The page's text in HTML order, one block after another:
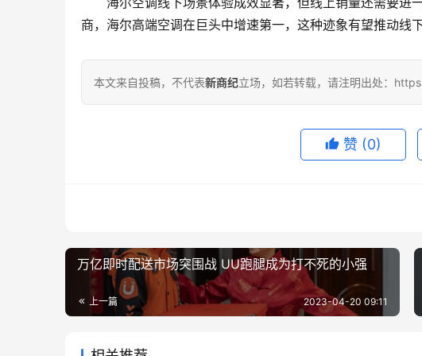
商，海尔高端空调在巨头中增速第一，这种迹象有望推动线
本文来自投稿，不代表新商纪立场，如若转载，请注明出处：
赞 (0)
万亿即时配送市场突围战 UU跑腿成为打不死的小强
上一篇 2023-04-20 09:11